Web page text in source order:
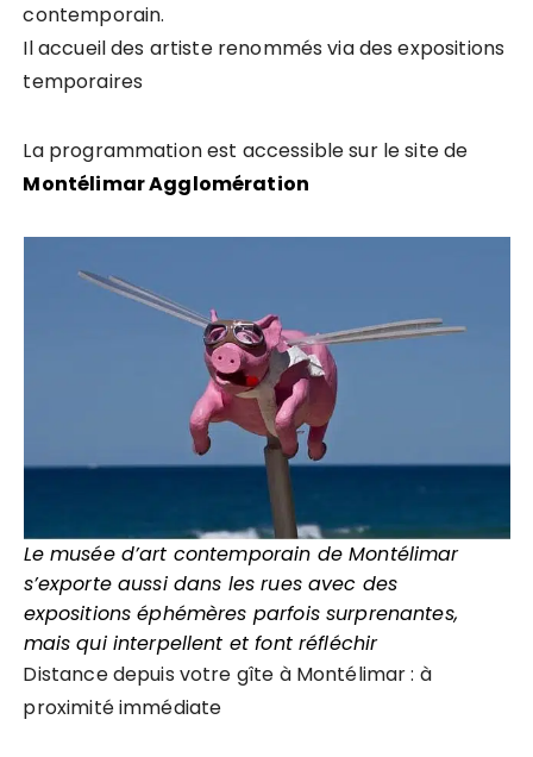
contemporain.
Il accueil des artiste renommés via des expositions
temporaires
La programmation est accessible sur le site de
Montélimar Agglomération
Le musée d’art contemporain de Montélimar
s’exporte aussi dans les rues avec des
expositions éphémères parfois surprenantes,
mais qui interpellent et font réfléchir
Distance depuis votre gîte à Montélimar : à
proximité immédiate